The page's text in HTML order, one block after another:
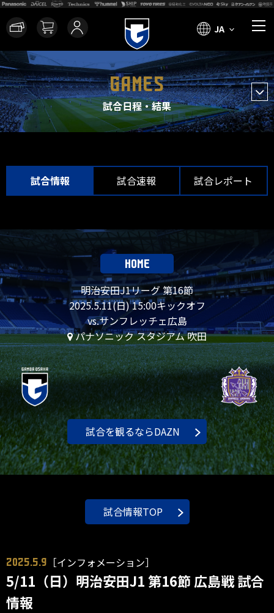
JA
GAMES
試合日程・結果
試合情報 試合速報 試合レポート
HOME
明治安田J1リーグ 第16節
2025.5.11(日) 15:00キックオフ
vs.サンフレッチェ広島
パナソニック スタジアム 吹田
試合を観るならDAZN
試合情報TOP
2025.5.9 ［インフォメーション］
5/11（日）明治安田J1 第16節 広島戦 試合
情報